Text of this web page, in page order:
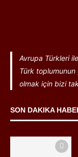
Avrupa Türkleri
Türk
olmak için bizi
SON DAKIKA